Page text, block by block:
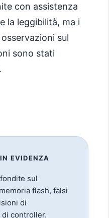
con assistenza
la leggibilità, ma i
sul
sono stati
EVIDENZA
sul
flash, falsi
di
controller.